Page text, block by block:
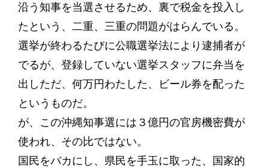
沿う知事を当選させるため、裏で税金を投入し
たという、二重、三重の問題がはらんでいる。
選挙が終わるたびに公職選挙法により逮捕者が
でるが、登録していない選挙スタッフに弁当を
出しただ、何万円わたした、ビール券を配った
というものだ。
が、この沖縄知事選には３億円の官房機密費が
使われ、その比ではない。
国民をバカにし、県民を手玉に取った、国家的